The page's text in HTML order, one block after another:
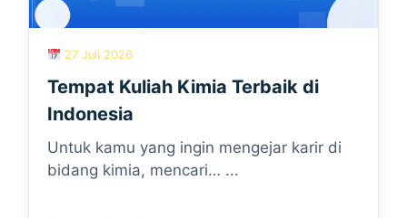
27 Juli 2026
Tempat Kuliah Kimia Terbaik di
Indonesia
Untuk kamu yang ingin mengejar karir di
bidang kimia, mencari… ...